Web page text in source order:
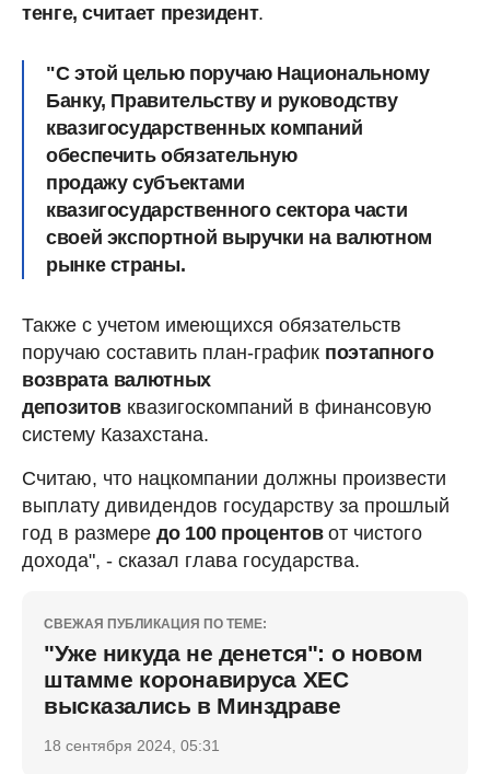
тенге, считает президент.
"С этой целью поручаю Национальному
Банку, Правительству и руководству
квазигосударственных компаний
обеспечитьобязательную
продажусубъектами
квазигосударственного секторачасти
своей экспортной выручки на валютном
рынке страны.
Также с учетом имеющихся обязательств
поручаю составить план-график поэтапного
возврата валютных
депозитовквазигоскомпаний в финансовую
систему Казахстана.
Считаю, что нацкомпании должны произвести
выплату дивидендов государству за прошлый
год в размере до 100 процентов от чистого
дохода", - сказал глава государства.
СВЕЖАЯ ПУБЛИКАЦИЯ ПО ТЕМЕ:
"Уже никуда не денется": о новом
штамме коронавируса ХЕС
высказались в Минздраве
18 сентября 2024, 05:31